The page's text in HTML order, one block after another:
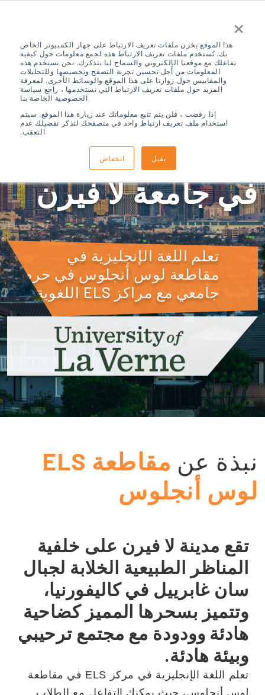
×
هذا الموقع يخزن ملفات تعريف الارتباط على جهاز الكمبيوتر الخاص
بك. تُستخدم ملفات تعريف الارتباط هذه لجمع معلومات حول كيفية
تفاعلك مع موقعنا الإلكتروني والسماح لنا بتذكرك. نحن نستخدم هذه
المعلومات من أجل تحسين تجربة التصفح وتخصيصها وللتحليلات
والمقاييس حول زوارنا على هذا الموقع والوسائط الأخرى. لمعرفة
المزيد حول ملفات تعريف الارتباط التي نستخدمها ، راجع سياسة
الخصوصية الخاصة بنا
إذا رفضت ، فلن يتم تتبع معلوماتك عند زيارة هذا الموقع. سيتم
استخدام ملف تعريف ارتباط واحد في متصفحك لتذكر تفضيلك عدم
التعقب.
يقبل انخفاض
ELS مقاطعة لوس
أنجلوس، كاليفورنيا
في جامعة لا فيرن
تعلم اللغة الإنجليزية في
مقاطعة لوس أنجلوس في حرم
جامعي مع مراكز ELS اللغوية.
نبذة عن
مقاطعة ELS
لوس أنجلوس
تقع مدينة لا فيرن على خلفية
المناظر الطبيعية الخلابة لجبال
سان غابرييل في كاليفورنيا،
وتتميز بسحرها المميز كضاحية
هادئة وودودة مع مجتمع ترحيبي
وبيئة هادئة.
تعلم اللغة الإنجليزية في مركز ELS في مقاطعة
لوس أنجلوس، حيث يمكنك التفاعل مع الطلاب